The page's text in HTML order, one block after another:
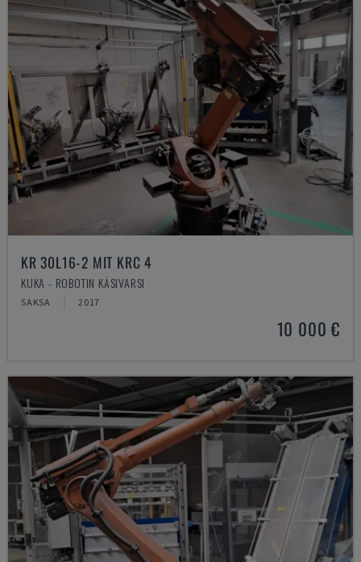
KR 30L16-2 MIT KRC 4
KUKA - ROBOTIN KÄSIVARSI
SAKSA 2017
10 000 €